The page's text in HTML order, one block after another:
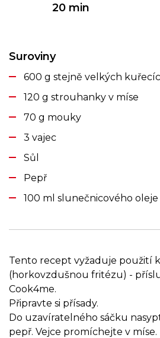
20 min
Suroviny
600 g stejně velkých
120 g strouhanky v míse
70 g mouky
3 vajec
Sůl
Pepř
100 ml slunečnicového oleje
Tento recept vyžaduje použití
(horkovzdušnou fritézu) -
Cook4me.
Připravte si přísady.
Do uzavíratelného sáčku
pepř. Vejce promíchejte v míse.